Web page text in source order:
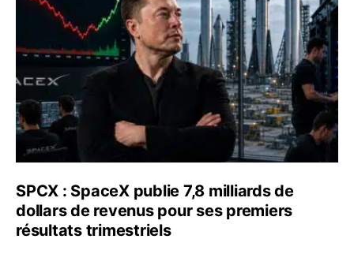
SPCX : SpaceX publie 7,8 milliards de
dollars de revenus pour ses premiers
résultats trimestriels